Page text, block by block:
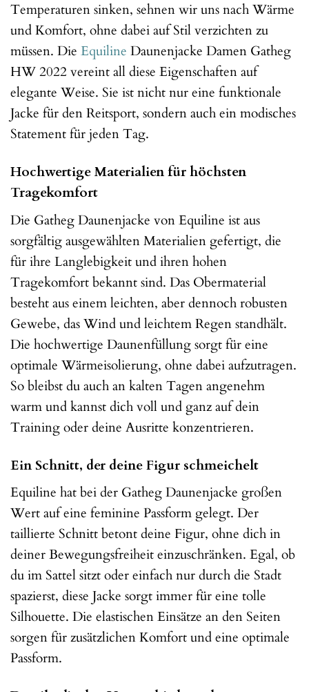
Temperaturen sinken, sehnen wir uns nach Wärme
und Komfort, ohne dabei auf Stil verzichten zu
müssen. Die Equiline Daunenjacke Damen Gatheg
HW 2022 vereint all diese Eigenschaften auf
elegante Weise. Sie ist nicht nur eine funktionale
Jacke für den Reitsport, sondern auch ein modisches
Statement für jeden Tag.
Hochwertige Materialien für höchsten
Tragekomfort
Die Gatheg Daunenjacke von Equiline ist aus
sorgfältig ausgewählten Materialien gefertigt, die
für ihre Langlebigkeit und ihren hohen
Tragekomfort bekannt sind. Das Obermaterial
besteht aus einem leichten, aber dennoch robusten
Gewebe, das Wind und leichtem Regen standhält.
Die hochwertige Daunenfüllung sorgt für eine
optimale Wärmeisolierung, ohne dabei aufzutragen.
So bleibst du auch an kalten Tagen angenehm
warm und kannst dich voll und ganz auf dein
Training oder deine Ausritte konzentrieren.
Ein Schnitt, der deine Figur schmeichelt
Equiline hat bei der Gatheg Daunenjacke großen
Wert auf eine feminine Passform gelegt. Der
taillierte Schnitt betont deine Figur, ohne dich in
deiner Bewegungsfreiheit einzuschränken. Egal, ob
du im Sattel sitzt oder einfach nur durch die Stadt
spazierst, diese Jacke sorgt immer für eine tolle
Silhouette. Die elastischen Einsätze an den Seiten
sorgen für zusätzlichen Komfort und eine optimale
Passform.